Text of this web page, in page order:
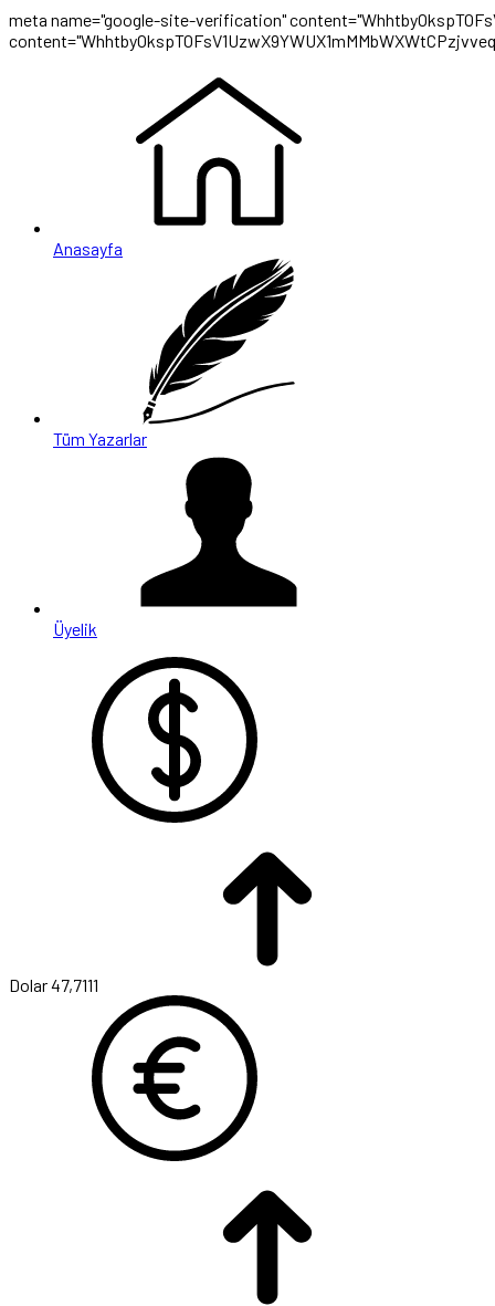
meta name="google-site-verification"
Anasayfa
Tüm Yazarlar
Üyelik
Dolar47,7111